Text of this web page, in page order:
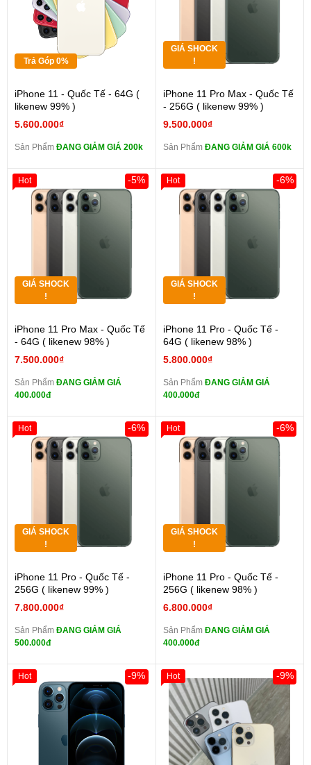
Trả Góp 0%
iPhone 11 - Quốc Tế - 64G (
likenew 99% )
5.600.000₫
Sản Phẩm ĐANG GIẢM GIÁ 200k
GIÁ SHOCK
!
iPhone 11 Pro Max - Quốc Tế
- 256G ( likenew 99% )
9.500.000₫
Sản Phẩm ĐANG GIẢM GIÁ 600k
GIÁ SHOCK
!
iPhone 11 Pro Max - Quốc Tế
- 64G ( likenew 98% )
7.500.000₫
-5%
Sản Phẩm ĐANG GIẢM GIÁ
400.000đ
Hot
GIÁ SHOCK
!
iPhone 11 Pro - Quốc Tế -
64G ( likenew 98% )
5.800.000₫
-6%
Sản Phẩm ĐANG GIẢM GIÁ
400.000đ
Hot
GIÁ SHOCK
!
iPhone 11 Pro - Quốc Tế -
256G ( likenew 99% )
7.800.000₫
-6%
Sản Phẩm ĐANG GIẢM GIÁ
500.000đ
Hot
GIÁ SHOCK
!
iPhone 11 Pro - Quốc Tế -
256G ( likenew 98% )
6.800.000₫
-6%
Sản Phẩm ĐANG GIẢM GIÁ
400.000đ
Hot
-9%
Hot -9%
Hot